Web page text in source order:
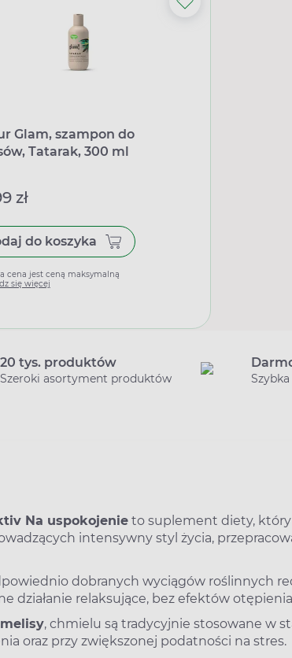
Glam, szampon do
Tatarak, 300 ml
zł
do koszyka
cena jest ceną maksymalną
się więcej
20 tys. produktów
Szeroki asortyment produktów
Na uspokojenie to suplement diety,
intensywny styl życia,
dobranych wyciągów roślinnych
działanie relaksujące, bez efektów
, chmielu są tradycyjnie stosowane w
oraz przy zwiększonej podatności na stres.